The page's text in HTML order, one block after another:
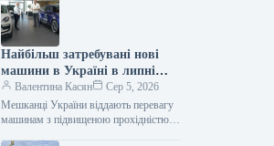
Найбільш затребувані нові
машини в Україні в липні
2026 року
Валентина Касян
Сер 5, 2026
Мешканці України віддають перевагу
машинам з підвищеною прохідністю.